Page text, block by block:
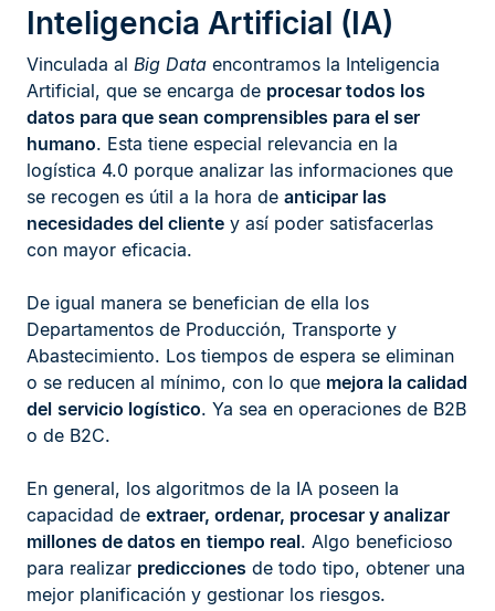
Inteligencia Artificial (IA)
Vinculada al Big Data encontramos la Inteligencia
Artificial, que se encarga de procesar todos los
datos para que sean comprensibles para el ser
humano. Esta tiene especial relevancia en la
logística 4.0 porque analizar las informaciones que
se recogen es útil a la hora de anticipar las
necesidades del cliente y así poder satisfacerlas
con mayor eficacia.
De igual manera se benefician de ella los
Departamentos de Producción, Transporte y
Abastecimiento. Los tiempos de espera se eliminan
o se reducen al mínimo, con lo que mejora la calidad
del servicio logístico. Ya sea en operaciones de B2B
o de B2C.
En general, los algoritmos de la IA poseen la
capacidad de extraer, ordenar, procesar y analizar
millones de datos en tiempo real. Algo beneficioso
para realizar predicciones de todo tipo, obtener una
mejor planificación y gestionar los riesgos.